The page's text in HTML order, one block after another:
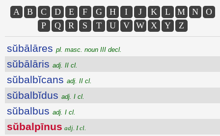
A B C D E F G H I J K L M N
O
P
Q R S T U V W X Y Z
sŭbālāres pl. masc. noun III decl.
sŭbālāris adj. II cl.
sŭbalbĭcans adj. II cl.
sŭbalbĭdus adj. I cl.
sŭbalbus adj. I cl.
sŭbalpīnus adj. I cl.